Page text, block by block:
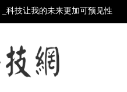
科技让我的未来更加可预见性